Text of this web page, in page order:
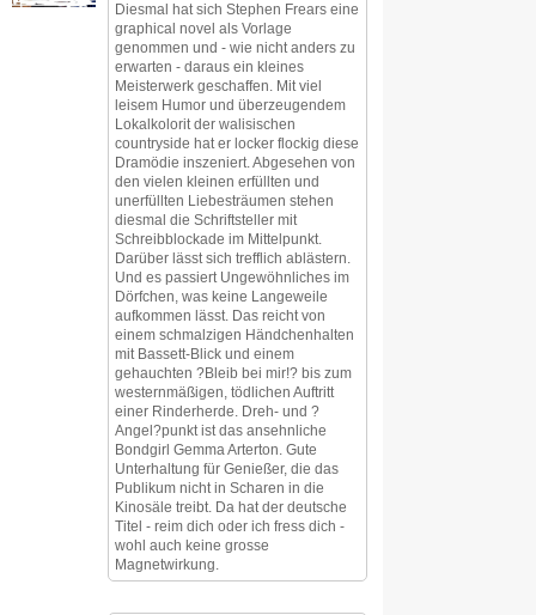
Diesmal hat sich Stephen Frears eine
graphical novel als Vorlage
genommen und - wie nicht anders zu
erwarten - daraus ein kleines
Meisterwerk geschaffen. Mit viel
leisem Humor und überzeugendem
Lokalkolorit der walisischen
countryside hat er locker flockig diese
Dramödie inszeniert. Abgesehen von
den vielen kleinen erfüllten und
unerfüllten Liebesträumen stehen
diesmal die Schriftsteller mit
Schreibblockade im Mittelpunkt.
Darüber lässt sich trefflich ablästern.
Und es passiert Ungewöhnliches im
Dörfchen, was keine Langeweile
aufkommen lässt. Das reicht von
einem schmalzigen Händchenhalten
mit Bassett-Blick und einem
gehauchten ?Bleib bei mir!? bis zum
westernmäßigen, tödlichen Auftritt
einer Rinderherde. Dreh- und ?
Angel?punkt ist das ansehnliche
Bondgirl Gemma Arterton. Gute
Unterhaltung für Genießer, die das
Publikum nicht in Scharen in die
Kinosäle treibt. Da hat der deutsche
Titel - reim dich oder ich fress dich -
wohl auch keine grosse
Magnetwirkung.